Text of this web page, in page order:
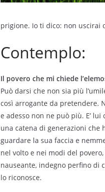
prigione. Io ti dico: non uscirai
Contemplo:
Il povero che mi chiede
Può darsi che non sia più
così arrogante da pretendere.
e adesso non ne può più. E’
una catena di generazioni che
guardare la sua faccia e
nel volto e nei modi del
nauseante, indegno perfino di
lo riconosce.